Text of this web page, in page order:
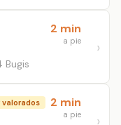
Bugis
2 min
a pie
valorados 2 min
a pie